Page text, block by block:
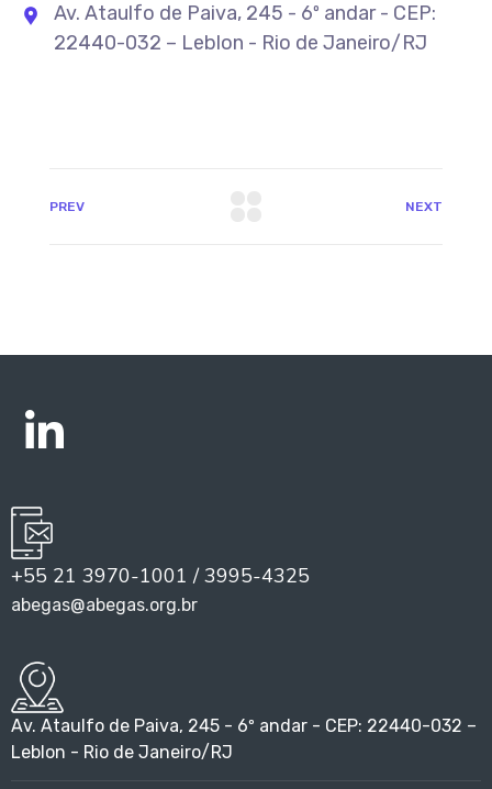
Av. Ataulfo de Paiva, 245 - 6º andar - CEP:
22440-032 – Leblon - Rio de Janeiro/RJ
PREV NEXT
+55 21 3970-1001 / 3995-4325
abegas@abegas.org.br
Av. Ataulfo de Paiva, 245 - 6º andar - CEP: 22440-032 –
Leblon - Rio de Janeiro/RJ